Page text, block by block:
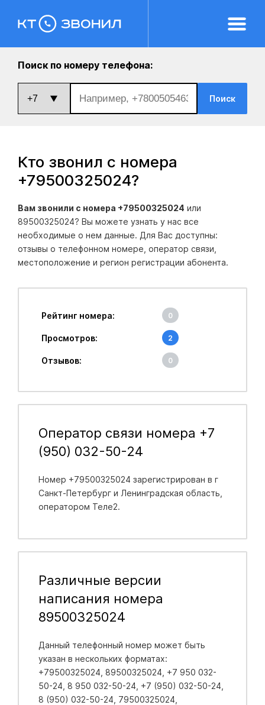
Поиск по номеру телефона:
Поиск
Кто звонил с номера
+79500325024?
Вам звонили с номера +79500325024 или
89500325024? Вы можете узнать у нас все
необходимые о нем данные. Для Вас доступны:
отзывы о телефонном номере, оператор связи,
местоположение и регион регистрации абонента.
Рейтинг номера: 0
Просмотров: 2
Отзывов: 0
Оператор связи номера +7
(950) 032-50-24
Номер +79500325024 зарегистрирован в г
Санкт-Петербург и Ленинградская область
оператором Теле2.
Различные версии
написания номера
89500325024
Данный телефонный номер может быть
указан в нескольких форматах:
+79500325024, 89500325024, +7 950 032-
50-24, 8 950 032-50-24, +7 (950) 032-50-24,
8 (950) 032-50-24, 79500325024,